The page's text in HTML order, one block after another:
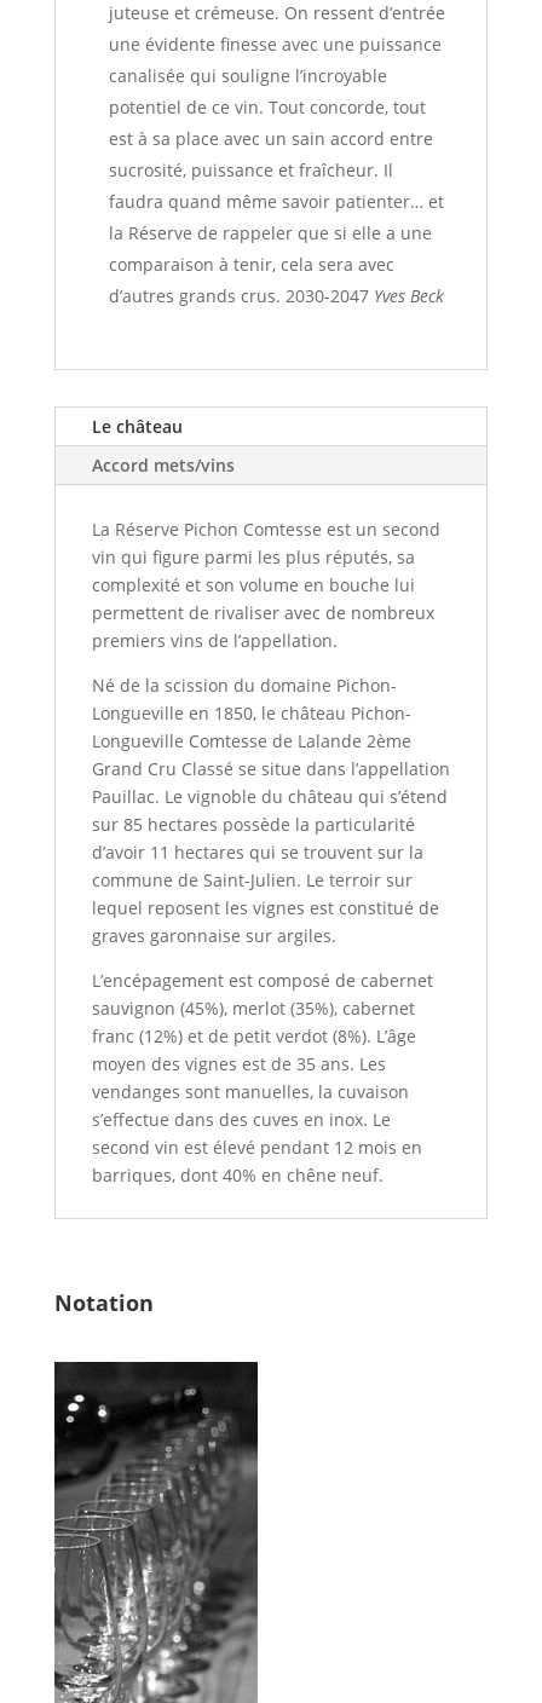
juteuse et crémeuse. On ressent d’entrée
une évidente finesse avec une puissance
canalisée qui souligne l’incroyable
potentiel de ce vin. Tout concorde, tout
est à sa place avec un sain accord entre
sucrosité, puissance et fraîcheur. Il
faudra quand même savoir patienter… et
la Réserve de rappeler que si elle a une
comparaison à tenir, cela sera avec
d’autres grands crus. 2030-2047 Yves Beck
Le château
Accord mets/vins
La Réserve Pichon Comtesse est un second
vin qui figure parmi les plus réputés, sa
complexité et son volume en bouche lui
permettent de rivaliser avec de nombreux
premiers vins de l’appellation.
Né de la scission du domaine Pichon-
Longueville en 1850, le château Pichon-
Longueville Comtesse de Lalande 2ème
Grand Cru Classé se situe dans l’appellation
Pauillac. Le vignoble du château qui s’étend
sur 85 hectares possède la particularité
d’avoir 11 hectares qui se trouvent sur la
commune de Saint-Julien. Le terroir sur
lequel reposent les vignes est constitué de
graves garonnaise sur argiles.
L’encépagement est composé de cabernet
sauvignon (45%), merlot (35%), cabernet
franc (12%) et de petit verdot (8%). L’âge
moyen des vignes est de 35 ans. Les
vendanges sont manuelles, la cuvaison
s’effectue dans des cuves en inox. Le
second vin est élevé pendant 12 mois en
barriques, dont 40% en chêne neuf.
Notation